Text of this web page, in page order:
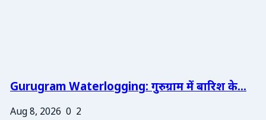
Gurugram Waterlogging: गुरुग्राम में बारिश के...
Aug 8, 2026 0 2